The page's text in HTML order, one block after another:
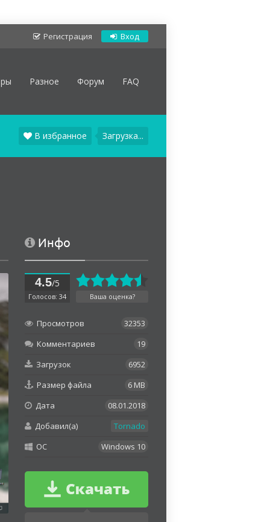
Регистрация Вход
Разное Форум FAQ
Загрузка...
В избранное
Инфо
4.5/5
Голосов: 34 Ваша оценка?
Просмотров
32353
Комментариев
19
Загрузок
6952
Размер файла
6 MB
Дата
08.01.2018
Добавил(а)
Tornado
OC
Windows 10